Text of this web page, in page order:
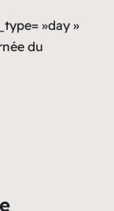
»day »
du